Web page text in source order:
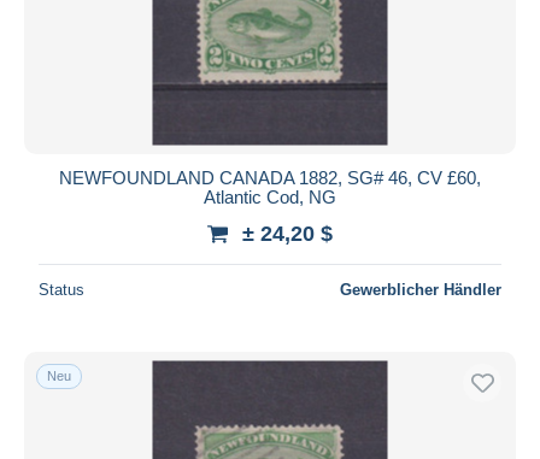
NEWFOUNDLAND CANADA 1882, SG# 46, CV £60,
Atlantic Cod, NG
± 24,20 $
Status Gewerblicher Händler
Neu